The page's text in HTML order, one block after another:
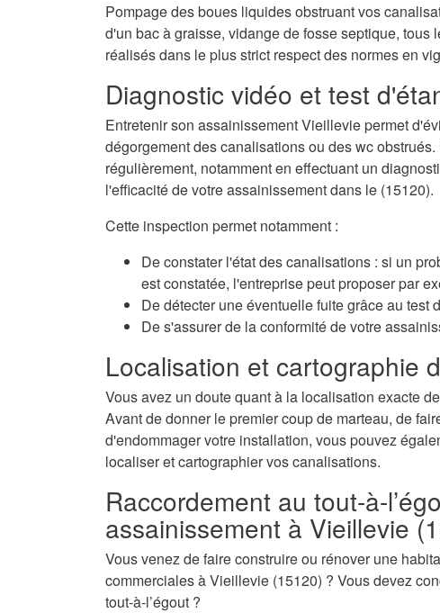
Pompage des boues liquides obstruant vos
d'un bac à graisse, vidange de fosse septique,
réalisés dans le plus strict respect des normes en
Diagnostic vidéo et test
Entretenir son assainissement Vieillevie permet
dégorgement des canalisations ou des wc
régulièrement, notamment en effectuant un
l'efficacité de votre assainissement dans le (15120).
Cette inspection permet notamment :
De constater l'état des canalisations : si un
est constatée, l'entreprise peut proposer par
De détecter une éventuelle fuite grâce au test
De s'assurer de la conformité de votre
Localisation et cartographie
Vous avez un doute quant à la localisation exacte
Avant de donner le premier coup de marteau, de
d'endommager votre installation, vous pouvez
localiser et cartographier vos canalisations.
Raccordement au tout-à-
assainissement à Vieillevie
Vous venez de faire construire ou rénover une
commerciales à Vieillevie (15120) ? Vous devez
tout-à-l’égout ?